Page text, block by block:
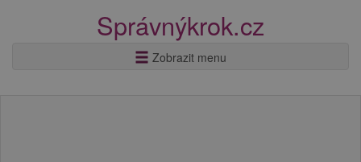
Správnýkrok.cz
Zobrazit menu